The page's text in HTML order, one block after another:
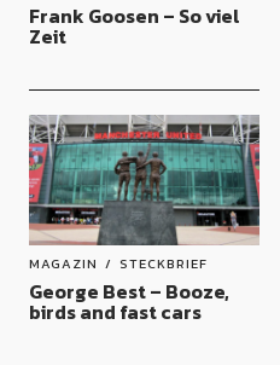
Frank Goosen – So viel
Zeit
MAGAZIN STECKBRIEF
George Best – Booze,
birds and fast cars